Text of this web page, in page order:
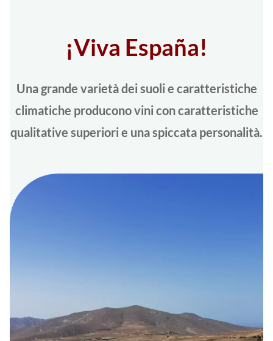
¡Viva España!
Una grande varietà dei suoli e caratteristiche
climatiche producono vini con caratteristiche
qualitative superiori e una spiccata personalità.